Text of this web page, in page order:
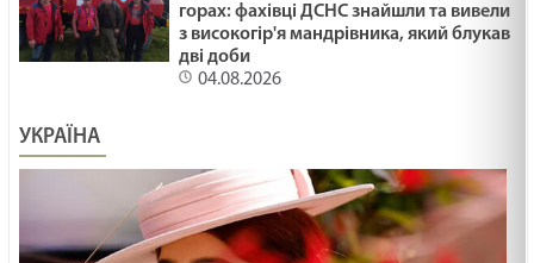
горах: фахівці ДСНС знайшли та вивели
з високогір'я мандрівника, який блукав
дві доби
04.08.2026
УКРАЇНА